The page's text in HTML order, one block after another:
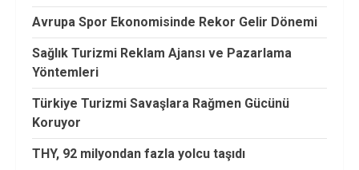
Avrupa Spor Ekonomisinde Rekor Gelir Dönemi
Sağlık Turizmi Reklam Ajansı ve Pazarlama
Yöntemleri
Türkiye Turizmi Savaşlara Rağmen Gücünü
Koruyor
THY, 92 milyondan fazla yolcu taşıdı